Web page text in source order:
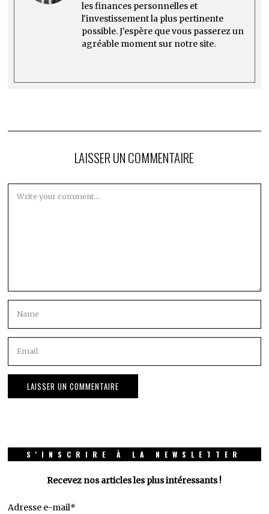
les finances personnelles et
l'investissement la plus pertinente
possible. J'espère que vous passerez un
agréable moment sur notre site.
LAISSER UN COMMENTAIRE
S'INSCRIRE À LA NEWSLETTER
Recevez nos articles les plus intéressants !
Adresse e-mail*